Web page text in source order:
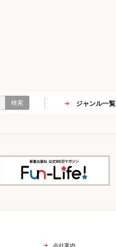
検索 ジャンル一覧
会社案内